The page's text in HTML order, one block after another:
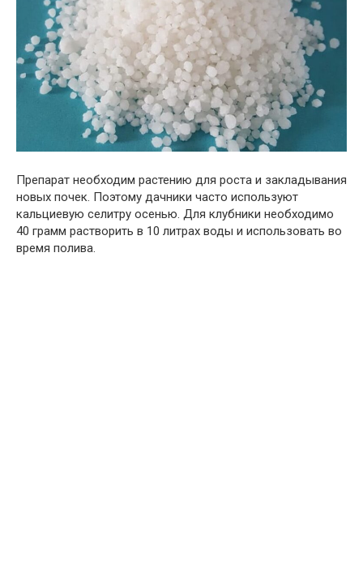
Препарат необходим растению для роста и закладывания
новых почек. Поэтому дачники часто используют
кальциевую селитру осенью. Для клубники необходимо
40 грамм растворить в 10 литрах воды и использовать во
время полива.